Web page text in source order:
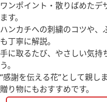
ワンポイント・散りばめた
ます。
ハンカチへの刺繍のコツや、
も丁寧に解説。
手に取るたび、やさしい気持
う。
“感謝を伝える花”として親し
贈り物にもおすすめです。